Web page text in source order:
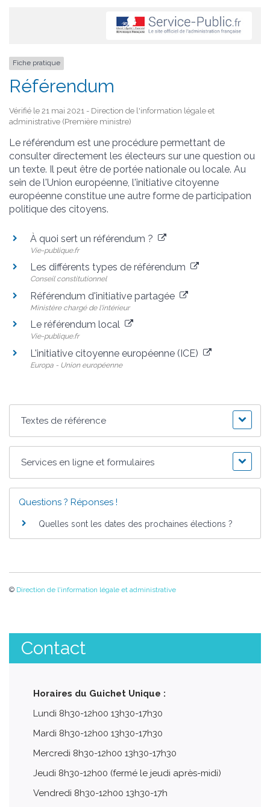
Fiche pratique
Référendum
Vérifié le 21 mai 2021 - Direction de l'information légale et
administrative (Première ministre)
Le référendum est une procédure permettant de
consulter directement les électeurs sur une question ou
un texte. Il peut être de portée nationale ou locale. Au
sein de l'Union européenne, l'initiative citoyenne
européenne constitue une autre forme de participation
politique des citoyens.
À quoi sert un référendum ?
Vie-publique.fr
Les différents types de référendum
Conseil constitutionnel
Référendum d'initiative partagée
Ministère chargé de l'intérieur
Le référendum local
Vie-publique.fr
L'initiative citoyenne européenne (ICE)
Europa - Union européenne
Textes de référence
Services en ligne et formulaires
Questions ? Réponses !
Quelles sont les dates des prochaines élections ?
© Direction de l'information légale et administrative
Contact
Horaires du Guichet Unique :
Lundi 8h30-12h00 13h30-17h30
Mardi 8h30-12h00 13h30-17h30
Mercredi 8h30-12h00 13h30-17h30
Jeudi 8h30-12h00 (fermé le jeudi après-midi)
Vendredi 8h30-12h00 13h30-17h